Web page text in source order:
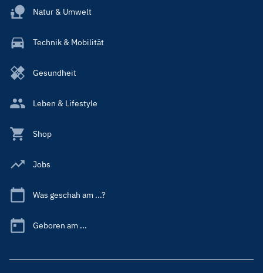
Natur & Umwelt
Technik & Mobilität
Gesundheit
Leben & Lifestyle
Shop
Jobs
Was geschah am ...?
Geboren am ...